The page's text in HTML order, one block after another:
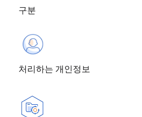
구분
처리하는 개인정보